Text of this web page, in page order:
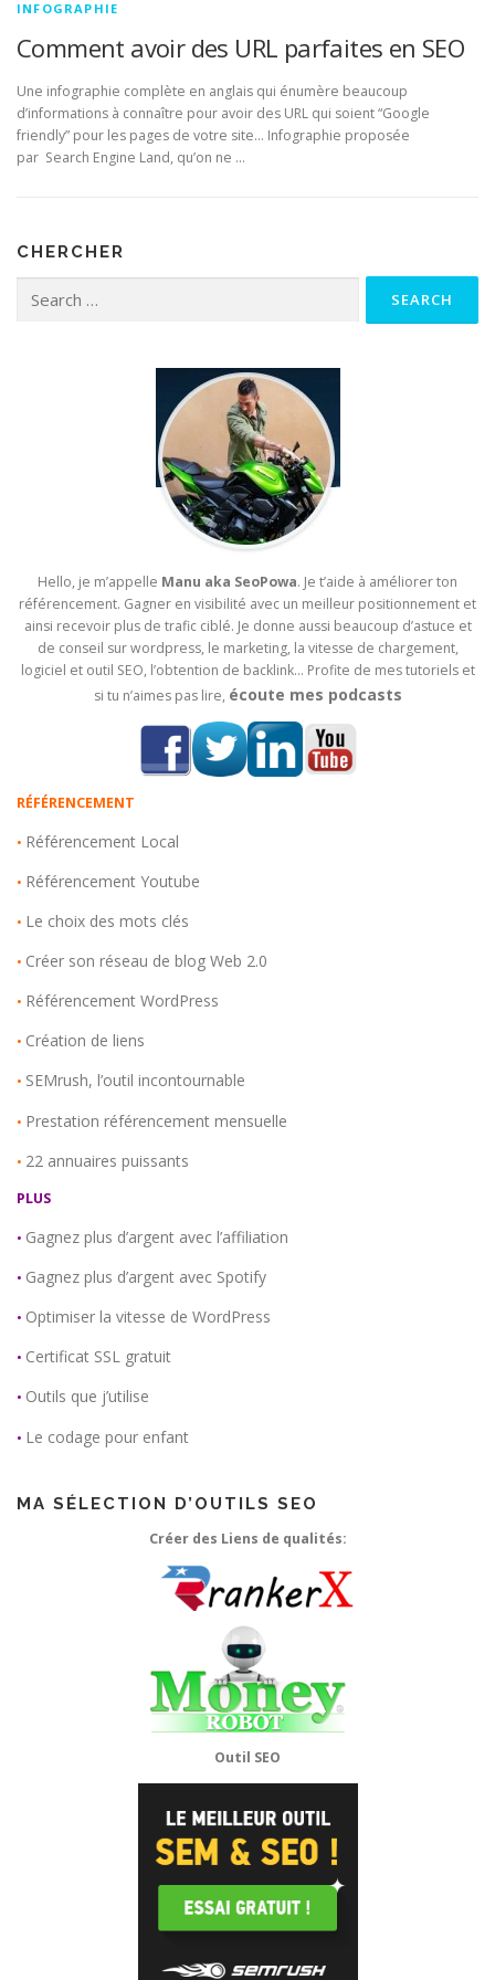
INFOGRAPHIE
Comment avoir des URL parfaites en SEO
Une infographie complète en anglais qui énumère beaucoup
d’informations à connaître pour avoir des URL qui soient “Google
friendly” pour les pages de votre site… Infographie proposée
par Search Engine Land, qu’on ne …
CHERCHER
Hello, je m’appelle Manu aka SeoPowa. Je t’aide à améliorer ton
référencement. Gagner en visibilité avec un meilleur positionnement et
ainsi recevoir plus de trafic ciblé. Je donne aussi beaucoup d’astuce et
de conseil sur wordpress, le marketing, la vitesse de chargement,
logiciel et outil SEO, l’obtention de backlink… Profite de mes tutoriels et
si tu n’aimes pas lire, écoute mes podcasts
RÉFÉRENCEMENT
• Référencement Local
• Référencement Youtube
• Le choix des mots clés
• Créer son réseau de blog Web 2.0
• Référencement WordPress
• Création de liens
• SEMrush, l’outil incontournable
• Prestation référencement mensuelle
• 22 annuaires puissants
PLUS
• Gagnez plus d’argent avec l’affiliation
• Gagnez plus d’argent avec Spotify
• Optimiser la vitesse de WordPress
• Certificat SSL gratuit
• Outils que j’utilise
• Le codage pour enfant
MA SÉLECTION D’OUTILS SEO
Créer des Liens de qualités:
Outil SEO